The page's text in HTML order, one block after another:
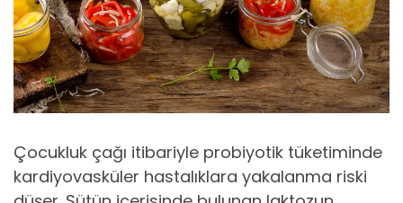
Çocukluk çağı itibariyle probiyotik tüketiminde
kardiyovasküler hastalıklara yakalanma riski